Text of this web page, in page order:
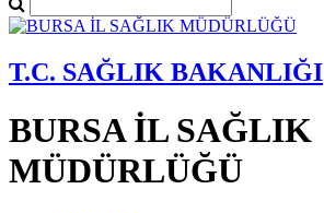
T.C. SAĞLIK BAKANLIĞI
BURSA İL SAĞLIK
MÜDÜRLÜĞÜ